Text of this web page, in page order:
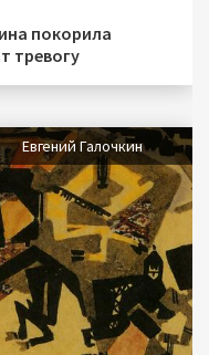
покорила
тревогу
Евгений Галочкин